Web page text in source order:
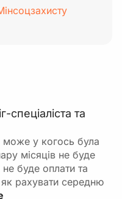
спеціаліста та
може у когось була
місяців не буде
не буде оплати та
як рахувати середню